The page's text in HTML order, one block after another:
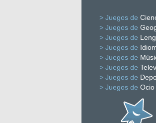
> Juegos de
> Juegos de
> Juegos de
> Juegos de
> Juegos de
> Juegos de
> Juegos de
> Juegos de Ocio